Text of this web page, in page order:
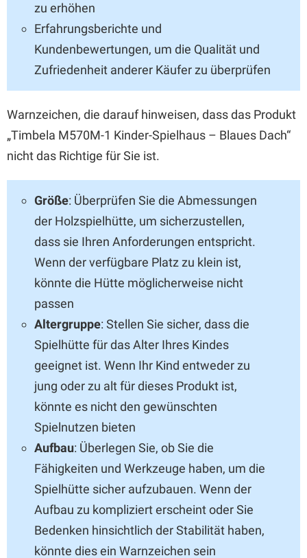
zu erhöhen
Erfahrungsberichte und
Kundenbewertungen, um die Qualität und
Zufriedenheit anderer Käufer zu überprüfen
Warnzeichen, die darauf hinweisen, dass das Produkt
„Timbela M570M-1 Kinder-Spielhaus – Blaues Dach“
nicht das Richtige für Sie ist.
Größe: Überprüfen Sie die Abmessungen
der Holzspielhütte, um sicherzustellen,
dass sie Ihren Anforderungen entspricht.
Wenn der verfügbare Platz zu klein ist,
könnte die Hütte möglicherweise nicht
passen
Altergruppe: Stellen Sie sicher, dass die
Spielhütte für das Alter Ihres Kindes
geeignet ist. Wenn Ihr Kind entweder zu
jung oder zu alt für dieses Produkt ist,
könnte es nicht den gewünschten
Spielnutzen bieten
Aufbau: Überlegen Sie, ob Sie die
Fähigkeiten und Werkzeuge haben, um die
Spielhütte sicher aufzubauen. Wenn der
Aufbau zu kompliziert erscheint oder Sie
Bedenken hinsichtlich der Stabilität haben,
könnte dies ein Warnzeichen sein